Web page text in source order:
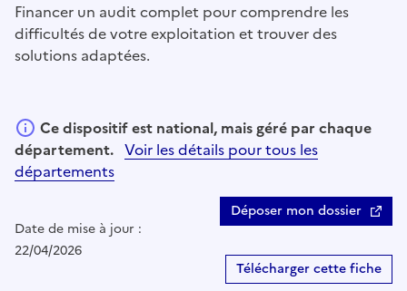
Financer un audit complet pour comprendre les
difficultés de votre exploitation et trouver des
solutions adaptées.
Ce dispositif est national, mais géré par chaque
département. Voir les détails pour tous les
départements
Date de mise à jour :
22/04/2026
Déposer mon dossier
Télécharger cette fiche